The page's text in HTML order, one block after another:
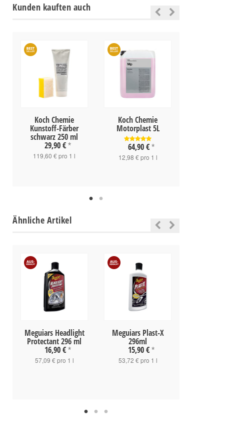
Kunden kauften auch
Koch Chemie
Kunstoff-Färber
schwarz 250 ml
29,90 € *
119,60 € pro 1 l
Koch Chemie
Motorplast 5L
64,90 € *
12,98 € pro 1 l
Ähnliche Artikel
Meguiars Headlight
Protectant 296 ml
16,90 € *
57,09 € pro 1 l
Meguiars Plast-X
296ml
15,90 € *
53,72 € pro 1 l